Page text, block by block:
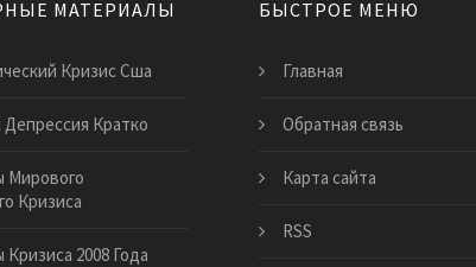
МАТЕРИАЛЫ
Кризис Сша
Депрессия Кратко
Мирового
Кризиса
2008 Года
БЫСТРОЕ МЕНЮ
Главная
Обратная связь
Карта сайта
RSS